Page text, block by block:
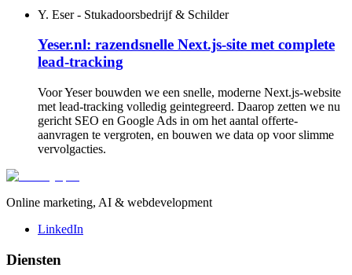
Y. Eser - Stukadoorsbedrijf & Schilder
Yeser.nl: razendsnelle Next.js-site met complete
lead-tracking
Voor Yeser bouwden we een snelle, moderne Next.js-website
met lead-tracking volledig geintegreerd. Daarop zetten we nu
gericht SEO en Google Ads in om het aantal offerte-
aanvragen te vergroten, en bouwen we data op voor slimme
vervolgacties.
Online marketing, AI & webdevelopment
LinkedIn
Diensten